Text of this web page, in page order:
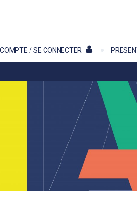
/ SE CONNECTER